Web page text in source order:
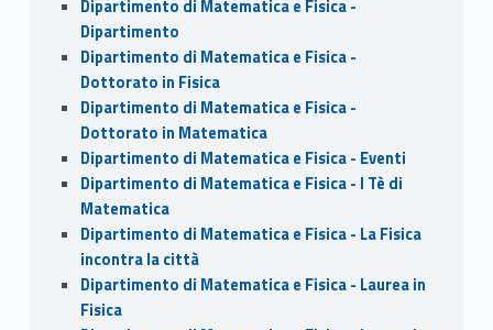
Dipartimento di Matematica e Fisica -
Dipartimento
Dipartimento di Matematica e Fisica -
Dottorato in Fisica
Dipartimento di Matematica e Fisica -
Dottorato in Matematica
Dipartimento di Matematica e Fisica - Eventi
Dipartimento di Matematica e Fisica - I Tè di
Matematica
Dipartimento di Matematica e Fisica - La Fisica
incontra la città
Dipartimento di Matematica e Fisica - Laurea in
Fisica